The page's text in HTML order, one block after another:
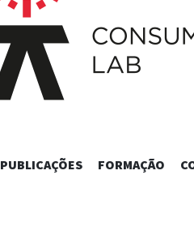
SKIP
PUBLICAÇÕES FORMAÇÃO